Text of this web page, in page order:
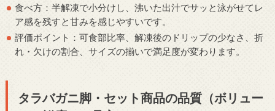
食べ方：半解凍で小分けし、沸いた出汁でサッと泳がせてレ
ア感を残すと甘みを感じやすいです。
評価ポイント：可食部比率、解凍後のドリップの少なさ、折
れ・欠けの割合、サイズの揃いで満足度が変わります。
タラバガニ脚・セット商品の品質（ボリュー